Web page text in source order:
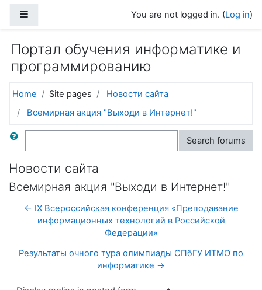
You are not logged in. (Log in)
Портал обучения информатике и
программированию
Home Site pages
Новости сайта
Всемирная акция "Выходи в Интернет!"
Search Search forums
Новости сайта
Всемирная акция "Выходи в Интернет!"
← IX Всероссийская конференция «Преподавание
информационных технологий в Российской
Федерации»
Результаты очного тура олимпиады СПбГУ ИТМО по
информатике →